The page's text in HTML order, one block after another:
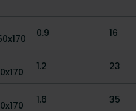
0.9 16
1.2 23
1.6 35